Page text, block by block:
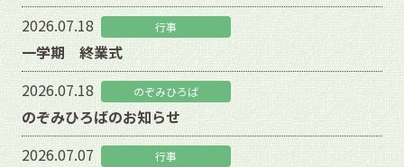
2026.07.18
行事
一学期 終業式
2026.07.18
のぞみひろば
のぞみひろばのお知らせ
2026.07.07
行事